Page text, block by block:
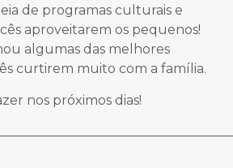
de programas culturais e
aproveitarem os pequenos!
algumas das melhores
curtirem muito com a família.
nos próximos dias!